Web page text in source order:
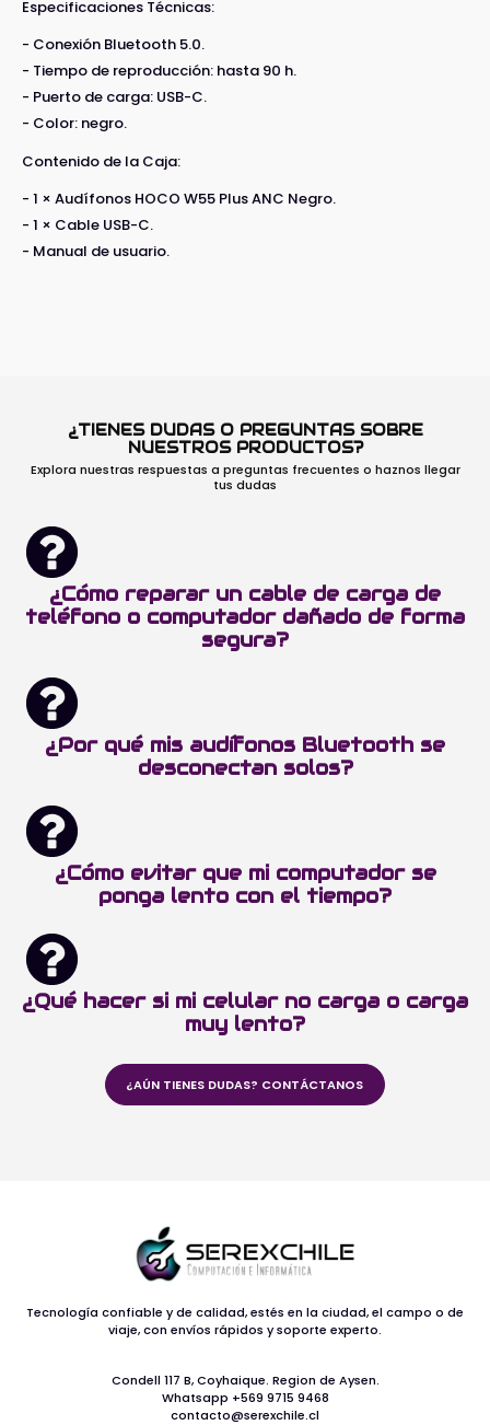
Especificaciones Técnicas:
- Conexión Bluetooth 5.0.
- Tiempo de reproducción: hasta 90 h.
- Puerto de carga: USB-C.
- Color: negro.
Contenido de la Caja:
- 1 × Audífonos HOCO W55 Plus ANC Negro.
- 1 × Cable USB-C.
- Manual de usuario.
¿TIENES DUDAS O PREGUNTAS SOBRE
NUESTROS PRODUCTOS?
Explora nuestras respuestas a preguntas frecuentes o haznos llegar
tus dudas
¿Cómo reparar un cable de carga de
teléfono o computador dañado de forma
segura?
¿Por qué mis audífonos Bluetooth se
desconectan solos?
¿Cómo evitar que mi computador se
ponga lento con el tiempo?
¿Qué hacer si mi celular no carga o carga
muy lento?
¿AÚN TIENES DUDAS? CONTÁCTANOS
Tecnología confiable y de calidad, estés en la ciudad, el campo o de
viaje, con envíos rápidos y soporte experto.
Condell 117 B, Coyhaique. Region de Aysen.
Whatsapp +569 9715 9468
contacto@serexchile.cl